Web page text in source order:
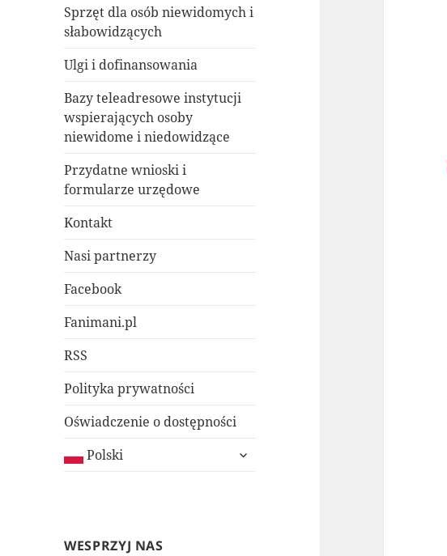
Sprzęt dla osób niewidomych i
słabowidzących
Ulgi i dofinansowania
Bazy teleadresowe instytucji
wspierających osoby
niewidome i niedowidzące
Przydatne wnioski i
formularze urzędowe
Kontakt
Nasi partnerzy
Facebook
Fanimani.pl
RSS
Polityka prywatności
Oświadczenie o dostępności
Polski
rozwiń
WESPRZYJ NAS